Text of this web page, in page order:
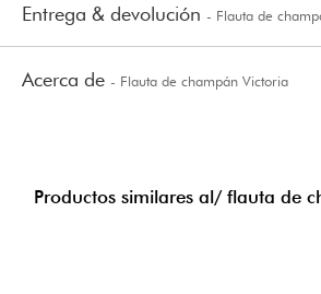
Entrega & devolución - Flauta de
Acerca de - Flauta de champán Victoria
Productos similares al/ flauta de